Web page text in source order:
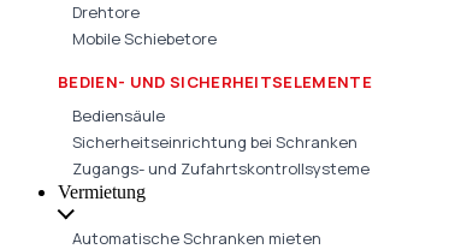
Drehtore
Mobile Schiebetore
BEDIEN- UND SICHERHEITSELEMENTE
Bediensäule
Sicherheitseinrichtung bei Schranken
Zugangs- und Zufahrtskontrollsysteme
Vermietung
Automatische Schranken mieten